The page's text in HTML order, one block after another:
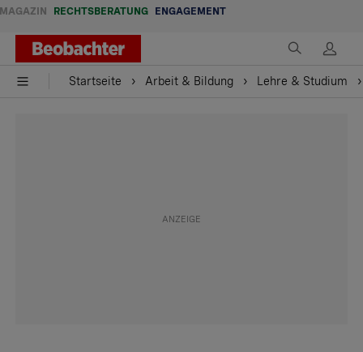
MAGAZIN RECHTSBERATUNG ENGAGEMENT
Startseite Arbeit & Bildung Lehre & Studium